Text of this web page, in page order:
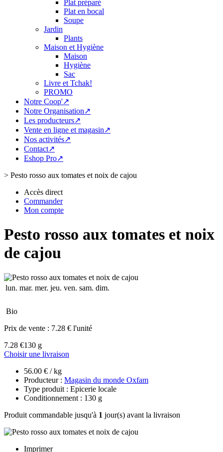
Plat préparé
Plat en bocal
Soupe
Jardin
Plants
Maison et Hygiène
Maison
Hygiène
Sac
Livre et Tchak!
PROMO
Notre Coop'↗
Notre Organisation↗
Les producteurs↗
Vente en ligne et magasin↗
Nos activités↗
Contact↗
Eshop Pro↗
> Pesto rosso aux tomates et noix de cajou
Accès direct
Commander
Mon compte
Pesto rosso aux tomates et noix
de cajou
lun. mar. mer. jeu. ven. sam. dim.
Bio
Prix de vente : 7.28 € l'unité
7.28 €130 g
Choisir une livraison
56.00 € / kg
Producteur : Magasin du monde Oxfam
Type produit : Epicerie locale
Conditionnement : 130 g
Produit commandable jusqu'à 1 jour(s) avant la livraison
Imprimer